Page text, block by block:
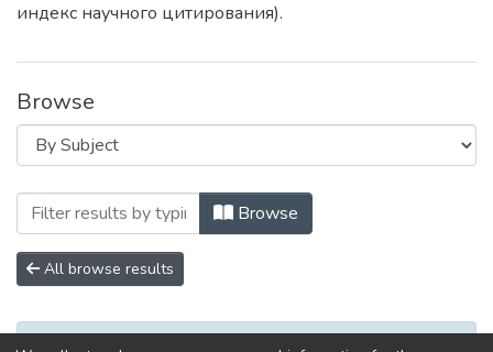
индекс научного цитирования).
Browse
Browsing Серия Педагогические
Browse
All browse results